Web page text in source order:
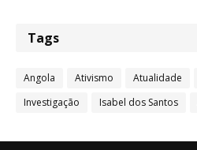
Tags
Angola Ativismo Atualidade
Investigação
Isabel dos Santos